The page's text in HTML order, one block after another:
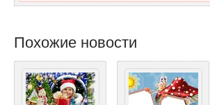
Похожие новости